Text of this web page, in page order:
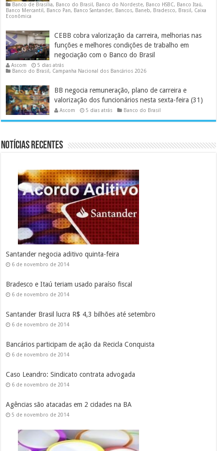
Banco de Brasília, Banco do Brasil, Banco do Nordeste, Banco HSBC, Banco Itaú,
Banco Mercantil, Banco Pan, Banco Santander, Bancos, Baneb, Bradesco, Brasil, Caixa
Econômica
CEBB cobra valorização da carreira, melhorias nas
funções e melhores condições de trabalho em
negociação com o Banco do Brasil
Ascom
5 dias atrás
Banco do Brasil, Campanha Nacional dos Bancários 2026
BB negocia remuneração, plano de carreira e
valorização dos funcionários nesta sexta-feira (31)
Ascom 5 dias atrás Banco do Brasil
Notícias Recentes
Santander negocia aditivo quinta-feira
6 de novembro de 2014
Bradesco e Itaú teriam usado paraíso fiscal
6 de novembro de 2014
Santander Brasil lucra R$ 4,3 bilhões até setembro
6 de novembro de 2014
Bancários participam de ação da Recicla Conquista
6 de novembro de 2014
Caso Leandro: Sindicato contrata advogada
6 de novembro de 2014
Agências são atacadas em 2 cidades na BA
5 de novembro de 2014